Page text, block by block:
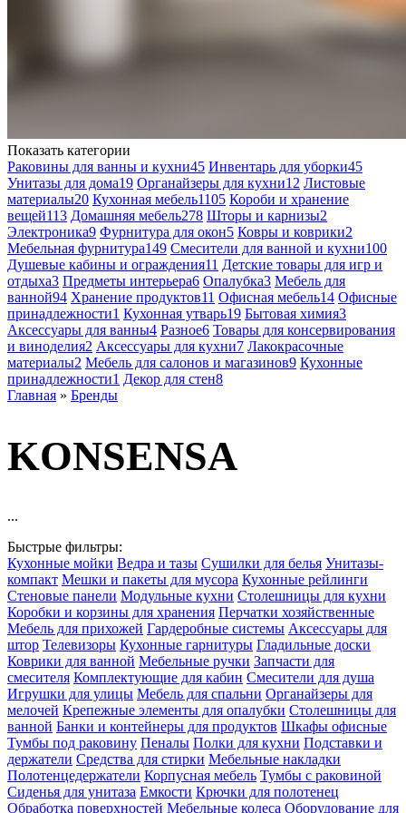
Показать категории
Раковины для ванны и кухни45 Инвентарь для уборки45
Унитазы для дома19 Органайзеры для кухни12 Листовые
материалы20 Кухонная мебель1105 Короби и хранение
вещей113 Домашняя мебель278 Шторы и карнизы2
Электроника9 Фурнитура для окон5 Ковры и коврики2
Мебельная фурнитура149 Смесители для ванной и кухни100
Душевые кабины и ограждения11 Детские товары для игр и
отдыха3 Предметы интерьера6 Опалубка3 Мебель для
ванной94 Хранение продуктов11 Офисная мебель14 Офисные
принадлежности1 Кухонная утварь19 Бытовая химия3
Аксессуары для ванны4 Разное6 Товары для консервирования
и виноделия2 Аксессуары для кухни7 Лакокрасочные
материалы2 Мебель для салонов и магазинов9 Кухонные
принадлежности1 Декор для стен8
Главная » Бренды
KONSENSA
...
Быстрые фильтры:
Кухонные мойки Ведра и тазы Сушилки для белья Унитазы-
компакт Мешки и пакеты для мусора Кухонные рейлинги
Стеновые панели Модульные кухни Столешницы для кухни
Коробки и корзины для хранения Перчатки хозяйственные
Мебель для прихожей Гардеробные системы Аксессуары для
штор Телевизоры Кухонные гарнитуры Гладильные доски
Коврики для ванной Мебельные ручки Запчасти для
смесителя Комплектующие для кабин Смесители для душа
Игрушки для улицы Мебель для спальни Органайзеры для
мелочей Крепежные элементы для опалубки Столешницы для
ванной Банки и контейнеры для продуктов Шкафы офисные
Тумбы под раковину Пеналы Полки для кухни Подставки и
держатели Средства для стирки Мебельные накладки
Полотенцедержатели Корпусная мебель Тумбы с раковиной
Сиденья для унитаза Емкости Крючки для полотенец
Обработка поверхностей Мебельные колеса Оборудование для